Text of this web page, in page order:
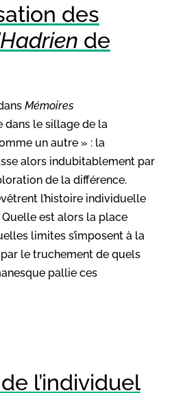
des
de
Mémoires
dans le sillage de la
un autre » : la
alors indubitablement par
de la différence.
l’histoire individuelle
est alors la place
limites s’imposent à la
le truchement de quels
pallie ces
l’individuel